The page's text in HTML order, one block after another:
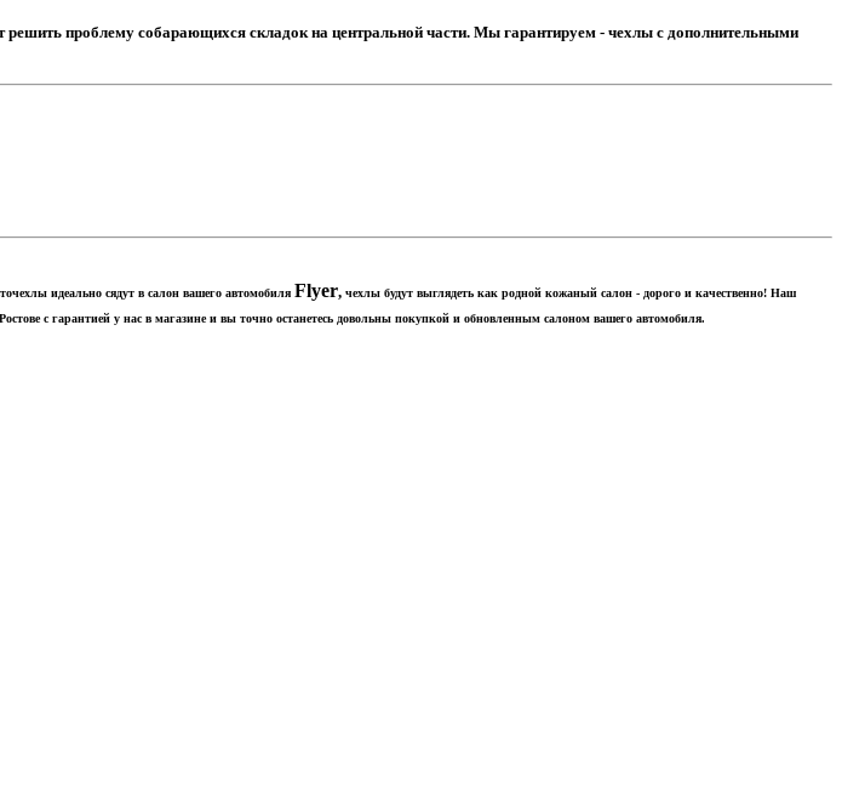
проблему собарающихся складок на центральной части. Мы гарантируем - чехлы с дополнительными
идеально сядут в салон вашего автомобиля Flyer, чехлы будут выглядеть как родной кожаный салон - дорого и качественно! Наш
с гарантией у нас в магазине и вы точно останетесь довольны покупкой и обновленным салоном вашего автомобиля.